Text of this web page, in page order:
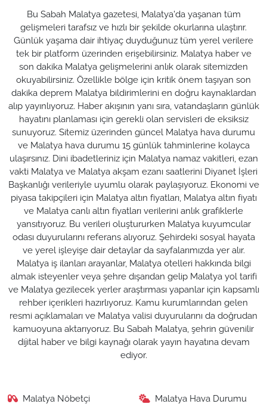
Bu Sabah Malatya gazetesi, Malatya'da yaşanan tüm
gelişmeleri tarafsız ve hızlı bir şekilde okurlarına ulaştırır.
Günlük yaşama dair ihtiyaç duyduğunuz tüm yerel verilere
tek bir platform üzerinden erişebilirsiniz. Malatya haber ve
son dakika Malatya gelişmelerini anlık olarak sitemizden
okuyabilirsiniz. Özellikle bölge için kritik önem taşıyan son
dakika deprem Malatya bildirimlerini en doğru kaynaklardan
alıp yayınlıyoruz. Haber akışının yanı sıra, vatandaşların günlük
hayatını planlaması için gerekli olan servisleri de eksiksiz
sunuyoruz. Sitemiz üzerinden güncel Malatya hava durumu
ve Malatya hava durumu 15 günlük tahminlerine kolayca
ulaşırsınız. Dini ibadetleriniz için Malatya namaz vakitleri, ezan
vakti Malatya ve Malatya akşam ezanı saatlerini Diyanet İşleri
Başkanlığı verileriyle uyumlu olarak paylaşıyoruz. Ekonomi ve
piyasa takipçileri için Malatya altın fiyatları, Malatya altın fiyatı
ve Malatya canlı altın fiyatları verilerini anlık grafiklerle
yansıtıyoruz. Bu verileri oluştururken Malatya kuyumcular
odası duyurularını referans alıyoruz. Şehirdeki sosyal hayata
ve yerel işleyişe dair detaylar da sayfalarımızda yer alır.
Malatya iş ilanları arayanlar, Malatya otelleri hakkında bilgi
almak isteyenler veya şehre dışarıdan gelip Malatya yol tarifi
ve Malatya gezilecek yerler araştırması yapanlar için kapsamlı
rehber içerikleri hazırlıyoruz. Kamu kurumlarından gelen
resmi açıklamaları ve Malatya valisi duyurularını da doğrudan
kamuoyuna aktarıyoruz. Bu Sabah Malatya, şehrin güvenilir
dijital haber ve bilgi kaynağı olarak yayın hayatına devam
ediyor.
Malatya Nöbetçi
Malatya Hava Durumu